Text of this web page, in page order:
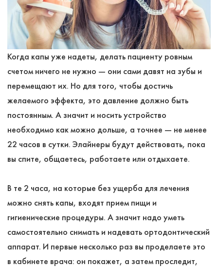
Когда капы уже надеты, делать пациенту ровным
счетом ничего не нужно ― они сами давят на зубы и
перемещают их. Но для того, чтобы достичь
желаемого эффекта, это давление должно быть
постоянным. А значит и носить устройство
необходимо как можно дольше, а точнее ― не менее
22 часов в сутки. Элайнеры будут действовать, пока
вы спите, общаетесь, работаете или отдыхаете.
В те 2 часа, на которые без ущерба для лечения
можно снять капы, входят прием пищи и
гигиенические процедуры. А значит надо уметь
самостоятельно снимать и надевать ортодонтический
аппарат. И первые несколько раз вы проделаете это
в кабинете врача: он покажет, а затем проследит,